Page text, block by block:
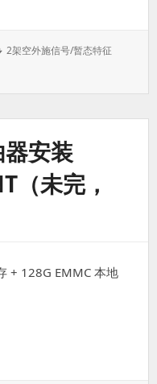
分
2架空外施信号/暂态特征
安装
（未完，
+ 128G EMMC 本地
由器安装home assistant（